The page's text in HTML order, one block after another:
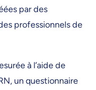
par des
professionnels de
à l’aide de
un questionnaire